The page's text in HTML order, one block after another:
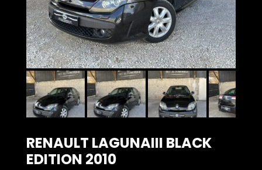
RENAULT LAGUNAIII BLACK
EDITION 2010